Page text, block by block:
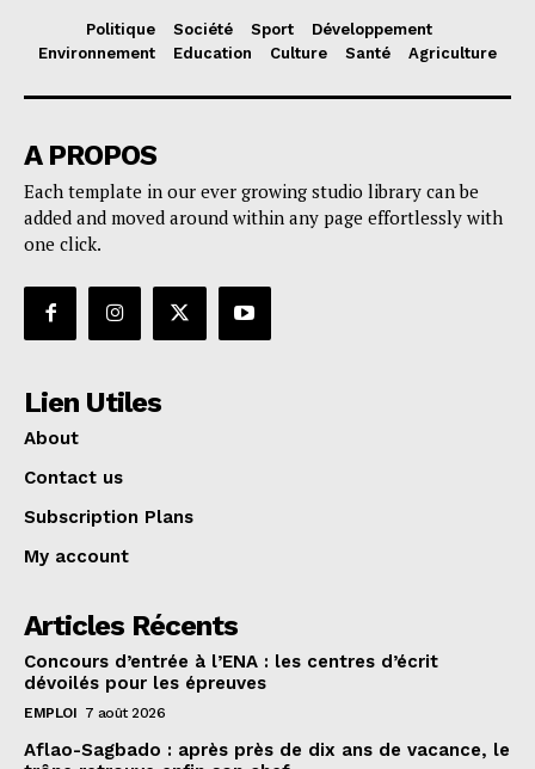
Politique Société Sport
Développement
Environnement
Education Culture Santé Agriculture
A PROPOS
Each template in our ever growing studio library can be
added and moved around within any page effortlessly with
one click.
Lien Utiles
About
Contact us
Subscription Plans
My account
Articles Récents
Concours d’entrée à l’ENA : les centres d’écrit
dévoilés pour les épreuves
EMPLOI 7 août 2026
Aflao-Sagbado : après près de dix ans de vacance, le